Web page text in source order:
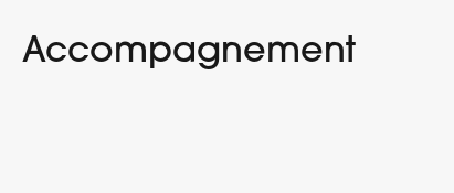
Accompagnement